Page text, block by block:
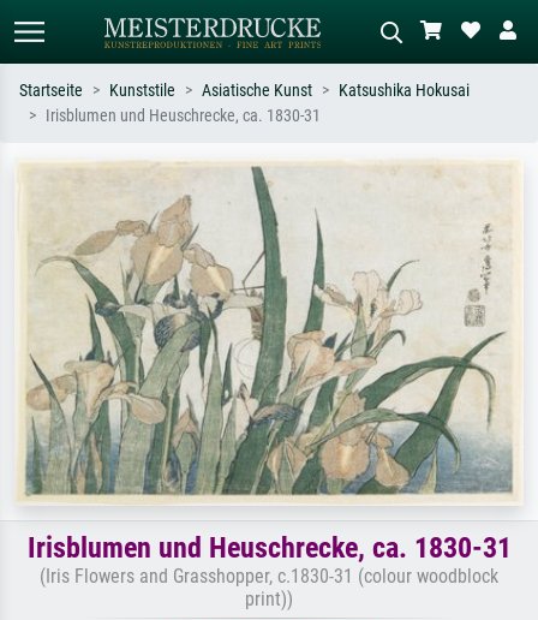
Suchen Sie nach Künstlern, Werktiteln
oder Stilen – z.B. Monet,
Sternennacht, Impressionismus, Welle
Hokusai, Akt.
Beschreiben Sie die Szene – z.B. Grüne
Ölgemälde, Stehender Akt neben einem
Startseite Kunststile Asiatische Kunst
Katsushika Hokusai
Irisblumen und Heuschrecke, ca. 1830-31
Irisblumen und Heuschrecke, ca. 1830-31
(Iris Flowers and Grasshopper, c.1830-31 (colour woodblock
print))